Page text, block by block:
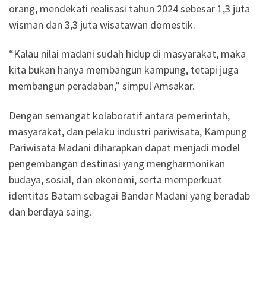
orang, mendekati realisasi tahun 2024 sebesar 1,3 juta
wisman dan 3,3 juta wisatawan domestik.
“Kalau nilai madani sudah hidup di masyarakat, maka
kita bukan hanya membangun kampung, tetapi juga
membangun peradaban,” simpul Amsakar.
Dengan semangat kolaboratif antara pemerintah,
masyarakat, dan pelaku industri pariwisata, Kampung
Pariwisata Madani diharapkan dapat menjadi model
pengembangan destinasi yang mengharmonikan
budaya, sosial, dan ekonomi, serta memperkuat
identitas Batam sebagai Bandar Madani yang beradab
dan berdaya saing.